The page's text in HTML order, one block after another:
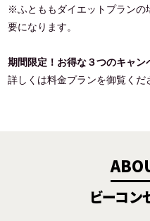
※ふとももダイエットプランの
要になります。
期間限定！お得な３つのキャン
詳しくは料金プランを御覧くだ
ビーコン